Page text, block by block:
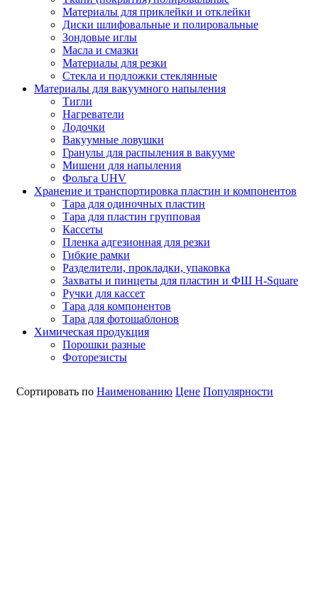
Материалы для приклейки и отклейки
Диски шлифовальные и полировальные
Зондовые иглы
Масла и смазки
Материалы для резки
Стекла и подложки стеклянные
Материалы для вакуумного напыления
Тигли
Нагреватели
Лодочки
Вакуумные ловушки
Гранулы для распыления в вакууме
Мишени для напыления
Фольга UHV
Хранение и транспортировка пластин и компонентов
Тара для одиночных пластин
Тара для пластин групповая
Кассеты
Пленка адгезионная для резки
Гибкие рамки
Разделители, прокладки, упаковка
Захваты и пинцеты для пластин и ФШ H-Square
Ручки для кассет
Тара для компонентов
Тара для фотошаблонов
Химическая продукция
Порошки разные
Фоторезисты
Сортировать по Наименованию Цене Популярности